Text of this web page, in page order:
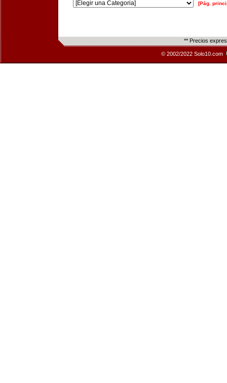
[Pág.
** Precios
© 2002/2022 Solo10.com